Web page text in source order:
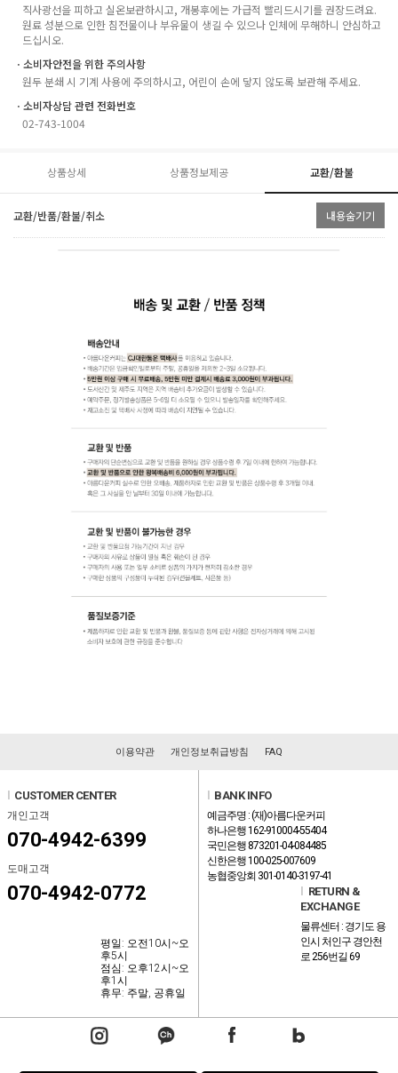
직사광선을 피하고 실온보관하시고, 개봉후에는 가급적 빨리드시기를 권장드려요.
원료 성분으로 인한 침전물이나 부유물이 생길 수 있으나 인체에 무해하니 안심하고
드십시오.
ㆍ소비자안전을 위한 주의사항
원두 분쇄 시 기계 사용에 주의하시고, 어린이 손에 닿지 않도록 보관해 주세요.
ㆍ소비자상담 관련 전화번호
02-743-1004
상품상세 상품정보제공 교환/환불
교환/반품/환불/취소 내용숨기기
이용약관 개인정보취급방침 FAQ
l CUSTOMER CENTER
개인고객
070-4942-6399
도매고객
070-4942-0772
평일: 오전10시~오
후5시
점심: 오후12시~오
후1시
휴무: 주말, 공휴일
l BANK INFO
예금주명 : (재)아름다운커피
하나은행 162-910004-55404
국민은행 873201-04-084485
신한은행 100-025-007609
농협중앙회 301-0140-3197-41
l RETURN &
EXCHANGE
물류센터 : 경기도 용
인시 처인구 경안천
로 256번길 69